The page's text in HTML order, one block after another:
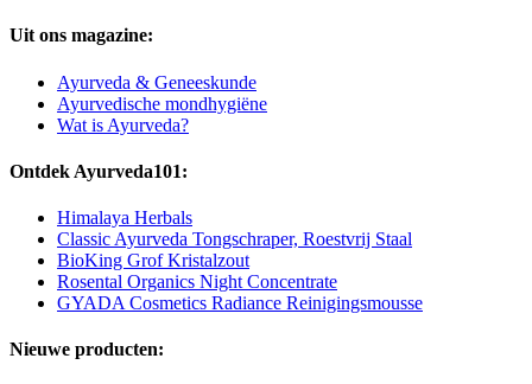
Uit ons magazine:
Ayurveda & Geneeskunde
Ayurvedische mondhygiëne
Wat is Ayurveda?
Ontdek Ayurveda101:
Himalaya Herbals
Classic Ayurveda Tongschraper, Roestvrij Staal
BioKing Grof Kristalzout
Rosental Organics Night Concentrate
GYADA Cosmetics Radiance Reinigingsmousse
Nieuwe producten: